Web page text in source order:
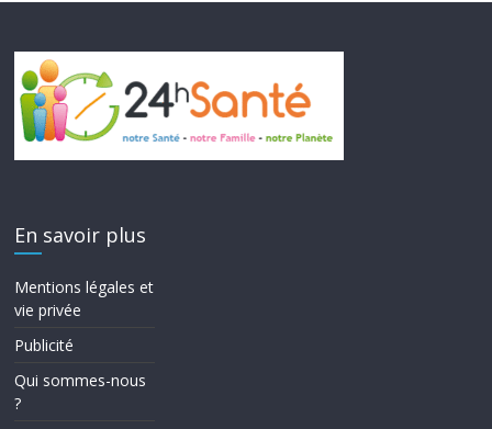
En savoir plus
Mentions légales et
vie privée
Publicité
Qui sommes-nous
?